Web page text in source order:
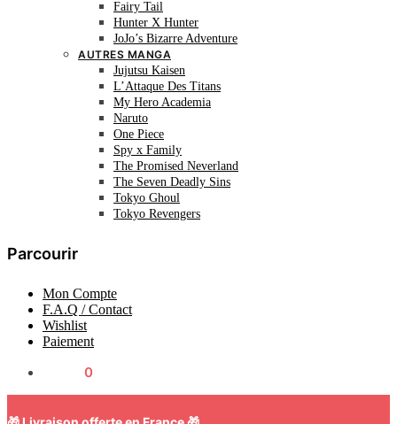
Fairy Tail
Hunter X Hunter
JoJo’s Bizarre Adventure
AUTRES MANGA
Jujutsu Kaisen
L’Attaque Des Titans
My Hero Academia
Naruto
One Piece
Spy x Family
The Promised Neverland
The Seven Deadly Sins
Tokyo Ghoul
Tokyo Revengers
Parcourir
Mon Compte
F.A.Q / Contact
Wishlist
Paiement
0